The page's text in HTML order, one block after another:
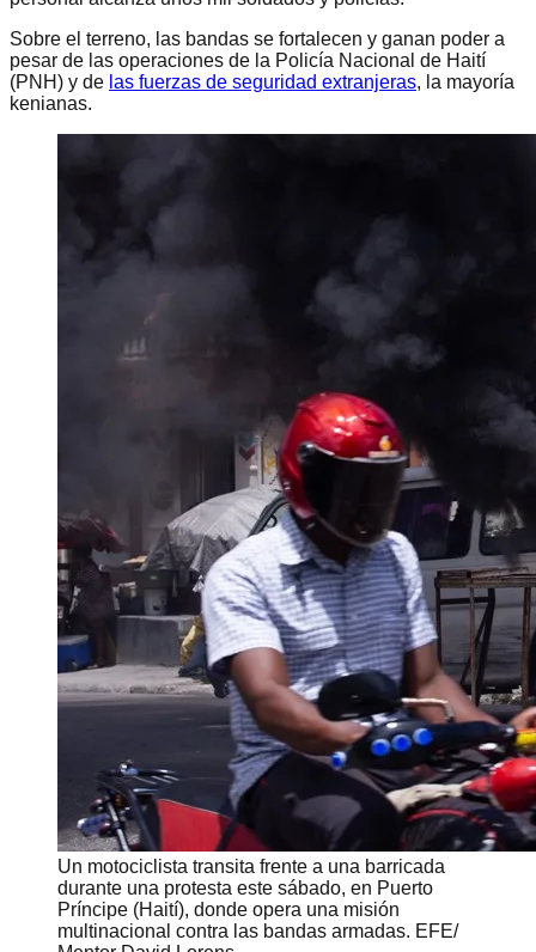
Sobre el terreno, las bandas se fortalecen y ganan poder a
pesar de las operaciones de la Policía Nacional de Haití
(PNH) y de las fuerzas de seguridad extranjeras, la mayoría
kenianas.
Un motociclista transita frente a una barricada
durante una protesta este sábado, en Puerto
Príncipe (Haití), donde opera una misión
multinacional contra las bandas armadas. EFE/